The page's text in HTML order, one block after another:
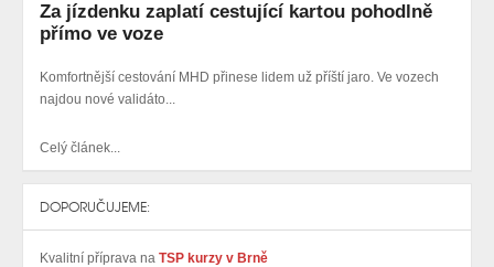
Za jízdenku zaplatí cestující kartou pohodlně
přímo ve voze
Komfortnější cestování MHD přinese lidem už příští jaro. Ve vozech
najdou nové validáto...
Celý článek...
DOPORUČUJEME:
Kvalitní příprava na TSP kurzy v Brně